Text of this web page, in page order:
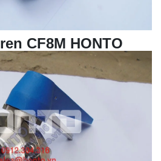
ren CF8M HONTO